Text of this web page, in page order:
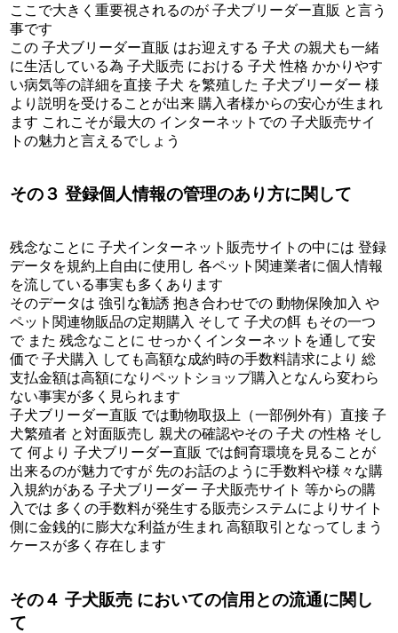
ここで大きく重要視されるのが 子犬ブリーダー直販 と言う
事です
この 子犬ブリーダー直販 はお迎えする 子犬 の親犬も一緒
に生活している為 子犬販売 における 子犬 性格 かかりやす
い病気等の詳細を直接 子犬 を繁殖した 子犬ブリーダー 様
より説明を受けることが出来 購入者様からの安心が生まれ
ます これこそが最大の インターネットでの 子犬販売サイ
トの魅力と言えるでしょう
その３ 登録個人情報の管理のあり方に関して
残念なことに 子犬インターネット販売サイトの中には 登録
データを規約上自由に使用し 各ペット関連業者に個人情報
を流している事実も多くあります
そのデータは 強引な勧誘 抱き合わせでの 動物保険加入 や
ペット関連物販品の定期購入 そして 子犬の餌 もその一つ
で また 残念なことに せっかくインターネットを通して安
価で 子犬購入 しても高額な成約時の手数料請求により 総
支払金額は高額になりペットショップ購入となんら変わら
ない事実が多く見られます
子犬ブリーダー直販 では動物取扱上（一部例外有）直接 子
犬繁殖者 と対面販売し 親犬の確認やその 子犬 の性格 そし
て 何より 子犬ブリーダー直販 では飼育環境を見ることが
出来るのが魅力ですが 先のお話のように手数料や様々な購
入規約がある 子犬ブリーダー 子犬販売サイト 等からの購
入では 多くの手数料が発生する販売システムによりサイト
側に金銭的に膨大な利益が生まれ 高額取引となってしまう
ケースが多く存在します
その４ 子犬販売 においての信用との流通に関し
て